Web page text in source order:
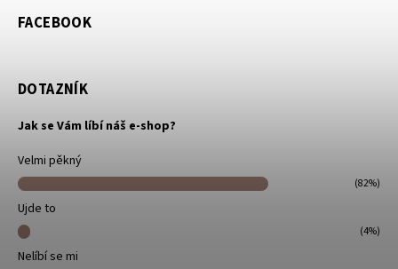
FACEBOOK
DOTAZNÍK
Jak se Vám líbí náš e-shop?
Velmi pěkný
(82%)
Ujde to
(4%)
Nelíbí se mi